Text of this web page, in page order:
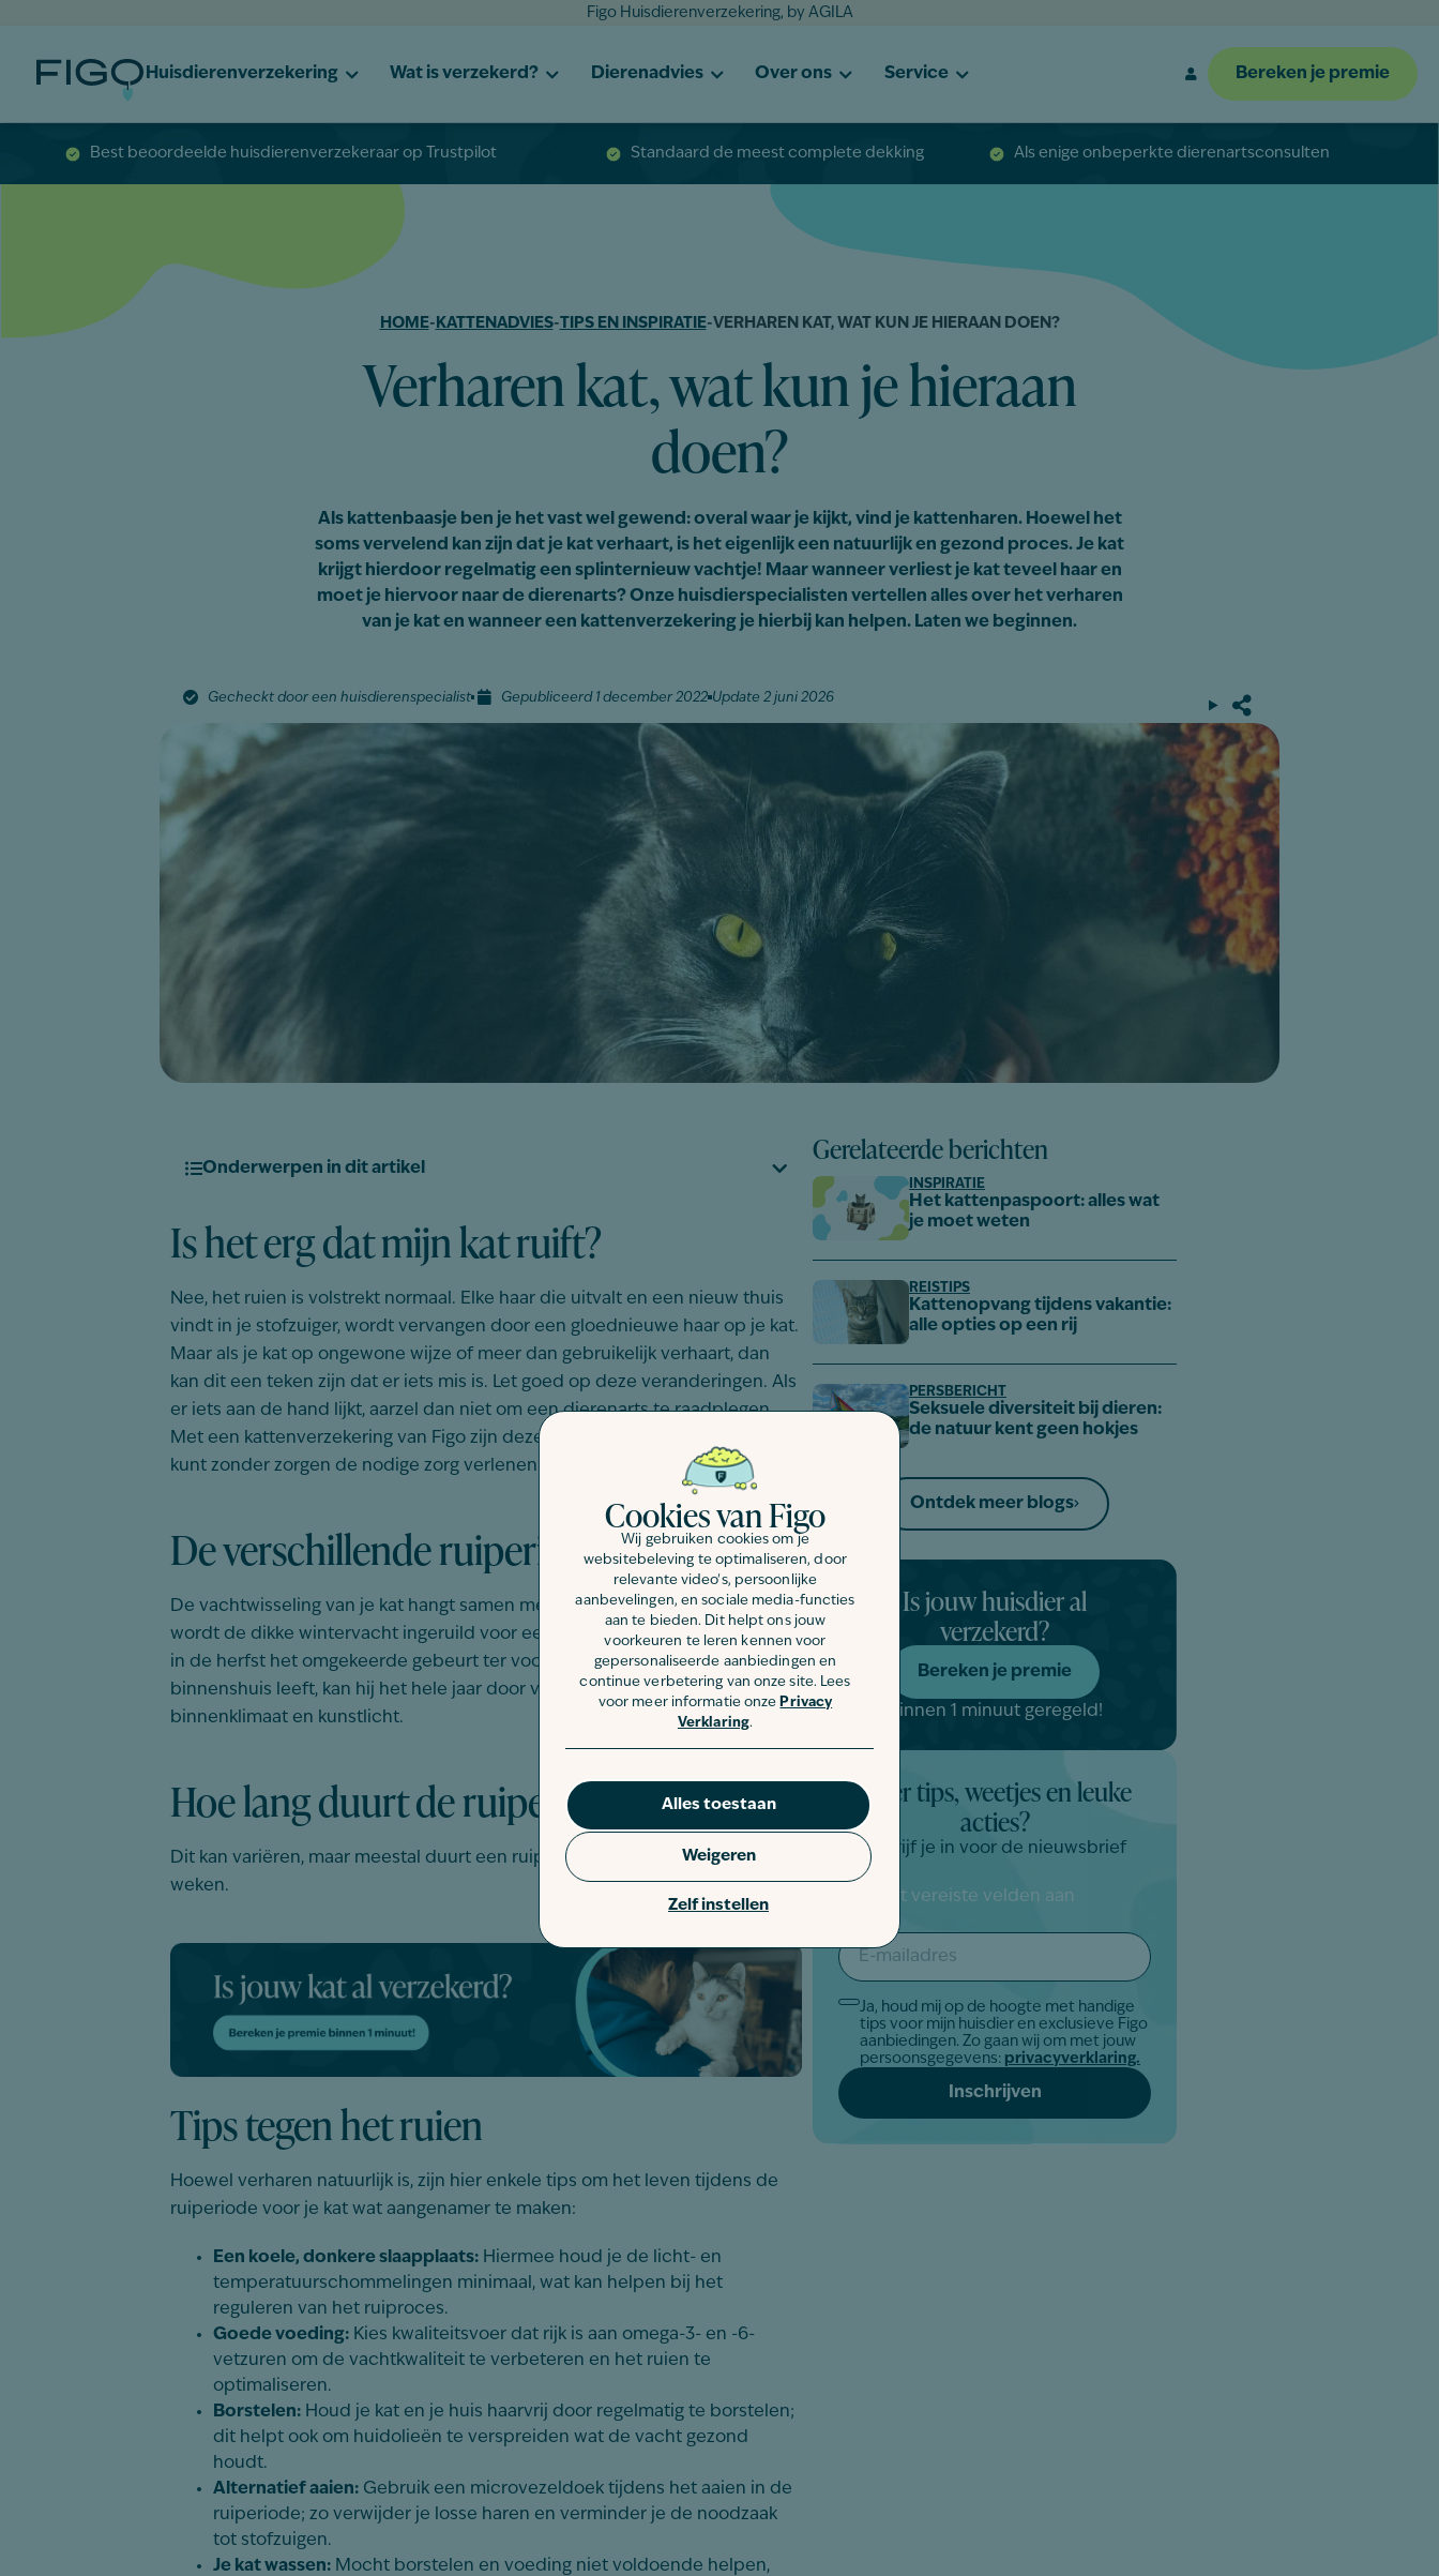
Cookies van Figo
Wij gebruiken cookies om je
websitebeleving te optimaliseren, door
relevante video's, persoonlijke
aanbevelingen, en sociale media-functies
aan te bieden. Dit helpt ons jouw
voorkeuren te leren kennen voor
gepersonaliseerde aanbiedingen en
continue verbetering van onze site. Lees
voor meer informatie onze Privacy
Verklaring.
Alles toestaan
Zelf instellen
Weigeren
Figo Huisdierenverzekering, by AGILA
Huisdierenverzekering Wat is verzekerd? Dierenadvies Over ons Service Bereken je premie
Best beoordeelde huisdierenverzekeraar op Trustpilot Standaard de meest complete dekking Als enige onbeperkte dierenartsconsulten
HOME- KATTENADVIES-TIPS EN INSPIRATIE-VERHAREN KAT, WAT KUN JE HIERAAN DOEN?
Verharen kat, wat kun je hieraan
doen?
Als kattenbaasje ben je het vast wel gewend: overal waar je kijkt, vind je kattenharen. Hoewel het
soms vervelend kan zijn dat je kat verhaart, is het eigenlijk een natuurlijk en gezond proces. Je kat
krijgt hierdoor regelmatig een splinternieuw vachtje! Maar wanneer verliest je kat teveel haar en
moet je hiervoor naar de dierenarts? Onze huisdierspecialisten vertellen alles over het verharen
van je kat en wanneer een kattenverzekering je hierbij kan helpen. Laten we beginnen.
Gecheckt door een huisdierenspecialist Gepubliceerd 1 december 2022 Update 2 juni 2026
Onderwerpen in dit artikel
Is het erg dat mijn kat ruift?
Nee, het ruien is volstrekt normaal. Elke haar die uitvalt en een nieuw thuis
vindt in je stofzuiger, wordt vervangen door een gloednieuwe haar op je kat.
Maar als je kat op ongewone wijze of meer dan gebruikelijk verhaart, dan
kan dit een teken zijn dat er iets mis is. Let goed op deze veranderingen. Als
er iets aan de hand lijkt, aarzel dan niet om een dierenarts te raadplegen.
Met een kattenverzekering van Figo zijn deze zorgmomenten gedekt, dus je
kunt zonder zorgen de nodige zorg verlenen.
De verschillende ruiperiodes
De vachtwisseling van je kat hangt samen met de seizoenen. In de lente
wordt de dikke wintervacht ingeruild voor een lichtere zomervacht, terwijl
in de herfst het omgekeerde gebeurt ter voorbereiding op de kou. Als je kat
binnenshuis leeft, kan hij het hele jaar door verharen door het constante
binnenklimaat en kunstlicht.
Hoe lang duurt de ruiperiode?
Dit kan variëren, maar meestal duurt een ruiperiode ongeveer 3 tot 4
weken.
Tips tegen het ruien
Hoewel verharen natuurlijk is, zijn hier enkele tips om het leven tijdens de
ruiperiode voor je kat wat aangenamer te maken:
Een koele, donkere slaapplaats: Hiermee houd je de licht- en
temperatuurschommelingen minimaal, wat kan helpen bij het
reguleren van het ruiproces.
Goede voeding: Kies kwaliteitsvoer dat rijk is aan omega-3- en -6-
vetzuren om de vachtkwaliteit te verbeteren en het ruien te
optimaliseren.
Borstelen: Houd je kat en je huis haarvrij door regelmatig te borstelen;
dit helpt ook om huidolieën te verspreiden wat de vacht gezond
houdt.
Alternatief aaien: Gebruik een microvezeldoek tijdens het aaien in de
ruiperiode; zo verwijder je losse haren en verminder je de noodzaak
tot stofzuigen.
Je kat wassen: Mocht borstelen en voeding niet voldoende helpen,
Gerelateerde berichten
INSPIRATIE
Het kattenpaspoort: alles wat
je moet weten
REISTIPS
Kattenopvang tijdens vakantie:
alle opties op een rij
PERSBERICHT
Seksuele diversiteit bij dieren:
de natuur kent geen hokjes
Ontdek meer blogs
Is jouw huisdier al
verzekerd?
Bereken je premie
Binnen 1 minuut geregeld!
Meer tips, weetjes en leuke
acties?
Schrijf je in voor de nieuwsbrief
" geeft vereiste velden aan
mailadres
*
Akkoord
Ja, houd mij op de hoogte met handige
tips voor mijn huisdier en exclusieve Figo
aanbiedingen. Zo gaan wij om met jouw
persoonsgegevens: privacyverklaring.